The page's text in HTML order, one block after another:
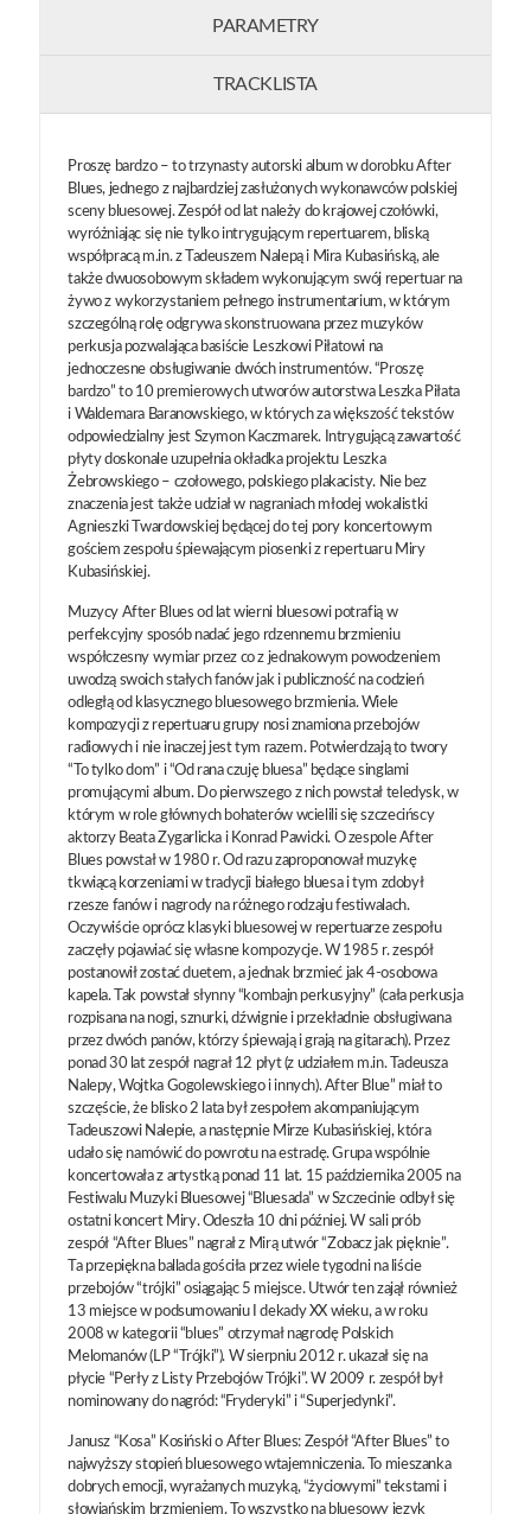
PARAMETRY
TRACKLISTA
Proszę bardzo – to trzynasty autorski album w dorobku After
Blues, jednego z najbardziej zasłużonych wykonawców polskiej
sceny bluesowej. Zespół od lat należy do krajowej czołówki,
wyróżniając się nie tylko intrygującym repertuarem, bliską
współpracą m.in. z Tadeuszem Nalepą i Mira Kubasińską, ale
także dwuosobowym składem wykonującym swój repertuar na
żywo z wykorzystaniem pełnego instrumentarium, w którym
szczególną rolę odgrywa skonstruowana przez muzyków
perkusja pozwalająca basiście Leszkowi Piłatowi na
jednoczesne obsługiwanie dwóch instrumentów. “Proszę
bardzo” to 10 premierowych utworów autorstwa Leszka Piłata
i Waldemara Baranowskiego, w których za większość tekstów
odpowiedzialny jest Szymon Kaczmarek. Intrygującą zawartość
płyty doskonale uzupełnia okładka projektu Leszka
Żebrowskiego – czołowego, polskiego plakacisty. Nie bez
znaczenia jest także udział w nagraniach młodej wokalistki
Agnieszki Twardowskiej będącej do tej pory koncertowym
gościem zespołu śpiewającym piosenki z repertuaru Miry
Kubasińskiej.
Muzycy After Blues od lat wierni bluesowi potrafią w
perfekcyjny sposób nadać jego rdzennemu brzmieniu
współczesny wymiar przez co z jednakowym powodzeniem
uwodzą swoich stałych fanów jak i publiczność na codzień
odległą od klasycznego bluesowego brzmienia. Wiele
kompozycji z repertuaru grupy nosi znamiona przebojów
radiowych i nie inaczej jest tym razem. Potwierdzają to twory
“To tylko dom” i “Od rana czuję bluesa” będące singlami
promującymi album. Do pierwszego z nich powstał teledysk, w
którym w role głównych bohaterów wcielili się szczecińscy
aktorzy Beata Zygarlicka i Konrad Pawicki. O zespole After
Blues powstał w 1980 r. Od razu zaproponował muzykę
tkwiącą korzeniami w tradycji białego bluesa i tym zdobył
rzesze fanów i nagrody na różnego rodzaju festiwalach.
Oczywiście oprócz klasyki bluesowej w repertuarze zespołu
zaczęły pojawiać się własne kompozycje. W 1985 r. zespół
postanowił zostać duetem, a jednak brzmieć jak 4-osobowa
kapela. Tak powstał słynny “kombajn perkusyjny” (cała perkusja
rozpisana na nogi, sznurki, dźwignie i przekładnie obsługiwana
przez dwóch panów, którzy śpiewają i grają na gitarach). Przez
ponad 30 lat zespół nagrał 12 płyt (z udziałem m.in. Tadeusza
Nalepy, Wojtka Gogolewskiego i innych). After Blue” miał to
szczęście, że blisko 2 lata był zespołem akompaniującym
Tadeuszowi Nalepie, a następnie Mirze Kubasińskiej, która
udało się namówić do powrotu na estradę. Grupa wspólnie
koncertowała z artystką ponad 11 lat. 15 października 2005 na
Festiwalu Muzyki Bluesowej “Bluesada” w Szczecinie odbył się
ostatni koncert Miry. Odeszła 10 dni później. W sali prób
zespół “After Blues” nagrał z Mirą utwór “Zobacz jak pięknie”.
Ta przepiękna ballada gościła przez wiele tygodni na liście
przebojów “trójki” osiągając 5 miejsce. Utwór ten zajął również
13 miejsce w podsumowaniu I dekady XX wieku, a w roku
2008 w kategorii “blues” otrzymał nagrodę Polskich
Melomanów (LP “Trójki”). W sierpniu 2012 r. ukazał się na
płycie “Perły z Listy Przebojów Trójki”. W 2009 r. zespół był
nominowany do nagród: “Fryderyki” i “Superjedynki”.
Janusz “Kosa” Kosiński o After Blues: Zespół “After Blues” to
najwyższy stopień bluesowego wtajemniczenia. To mieszanka
dobrych emocji, wyrażanych muzyką, “życiowymi” tekstami i
słowiańskim brzmieniem. To wszystko na bluesowy język